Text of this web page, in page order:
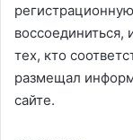
тех, кто
размещал
сайте.